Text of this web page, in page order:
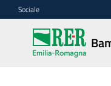
Vai al contenuto
Vai alla navigazione
Vai al footer
Sociale
Bambini